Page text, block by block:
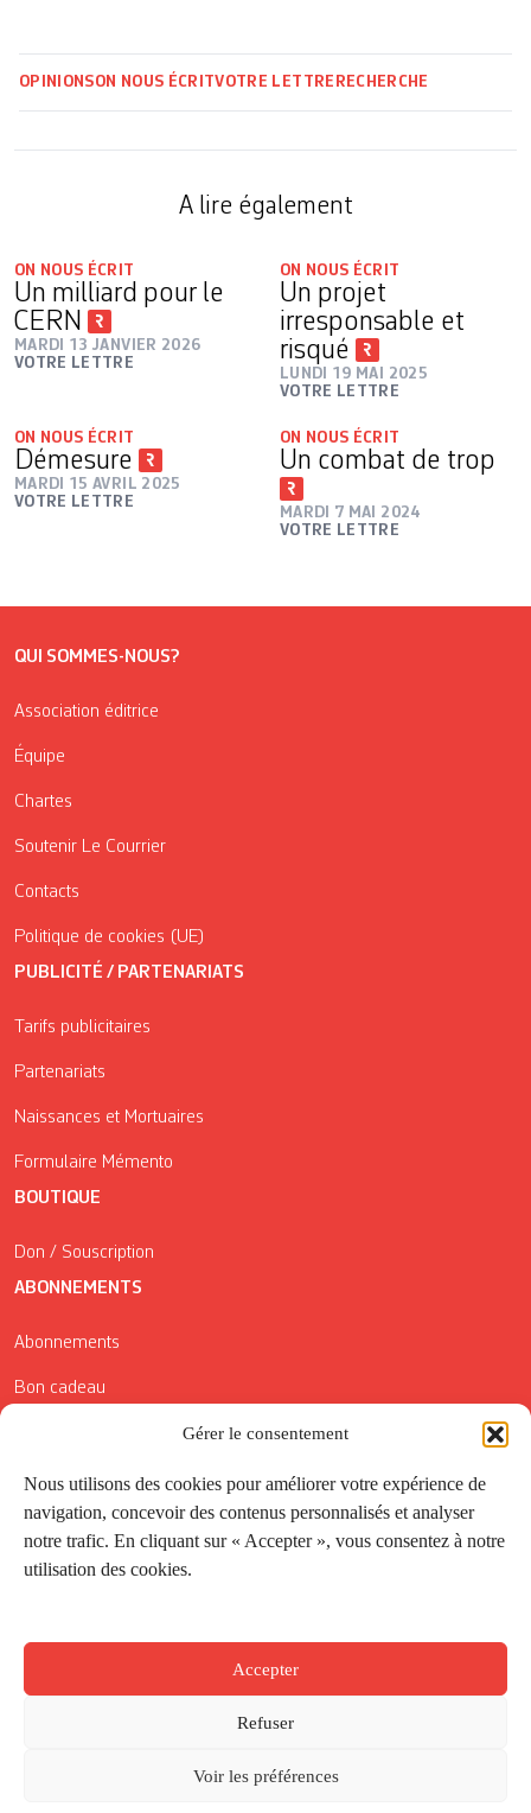
Gérer le consentement
Nous utilisons des cookies pour améliorer votre expérience de
navigation, concevoir des contenus personnalisés et analyser
notre trafic. En cliquant sur « Accepter », vous consentez à notre
utilisation des cookies.
Accepter
Refuser
Voir les préférences
OPINIONSON NOUS ÉCRITVOTRE LETTRE RECHERCHE
A lire également
ON NOUS ÉCRIT
Un milliard pour le
CERN
MARDI 13 JANVIER 2026
VOTRE LETTRE
ON NOUS ÉCRIT
Un projet
irresponsable et
risqué
LUNDI 19 MAI 2025
VOTRE LETTRE
ON NOUS ÉCRIT
Démesure
MARDI 15 AVRIL 2025
VOTRE LETTRE
ON NOUS ÉCRIT
Un combat de trop
MARDI 7 MAI 2024
VOTRE LETTRE
QUI SOMMES-NOUS?
Association éditrice
Équipe
Chartes
Soutenir Le Courrier
Contacts
Politique de cookies (UE)
PUBLICITÉ / PARTENARIATS
Tarifs publicitaires
Partenariats
Naissances et Mortuaires
Formulaire Mémento
BOUTIQUE
Don / Souscription
ABONNEMENTS
Abonnements
Bon cadeau
Conditions générales de vente
Réductions de la Carte Côté Courrier
Application